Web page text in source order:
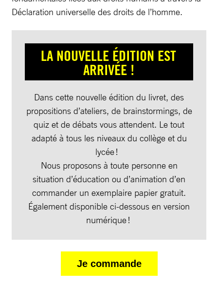
Déclaration universelle des droits de l’homme.
LA NOUVELLE ÉDITION EST
ARRIVÉE !
Dans cette nouvelle édition du livret, des
propositions d’ateliers, de brainstormings, de
quiz et de débats vous attendent. Le tout
adapté à tous les niveaux du collège et du
lycée !
Nous proposons à toute personne en
situation d’éducation ou d’animation d’en
commander un exemplaire papier gratuit.
Également disponible ci-dessous en version
numérique !
Je commande